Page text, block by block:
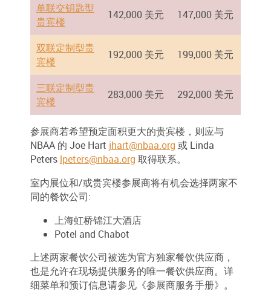
单联交钥匙型
贵宾楼
142,000 美元 147,000 美元
双联定制型贵
宾楼
192,000 美元 199,000 美元
三联定制型贵
宾楼
283,000 美元 292,000 美元
参展商若希望预定面积更大的贵宾楼，则应与
NBAA 的 Joe Hart jhart@nbaa.org 或 Linda
Peters lpeters@nbaa.org 取得联系。
室内展位和/或贵宾楼参展商将有机会选择两家不
同的餐饮公司:
上海虹桥锦江大酒店
Potel and Chabot
上述两家餐饮公司被选为官方独家餐饮供应商，
也是允许在现场提供服务的唯一餐饮供应商。详
细菜单和预订信息请参见《参展商服务手册》。